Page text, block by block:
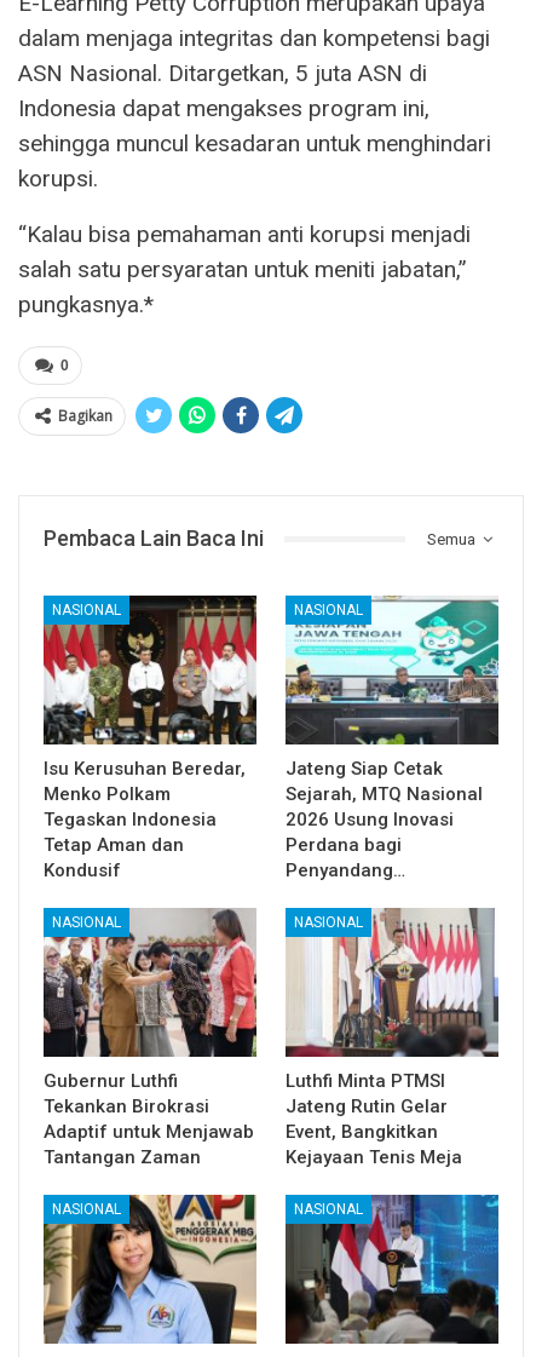
dalam menjaga integritas dan kompetensi bagi
ASN Nasional. Ditargetkan, 5 juta ASN di
Indonesia dapat mengakses program ini,
sehingga muncul kesadaran untuk menghindari
korupsi.
“Kalau bisa pemahaman anti korupsi menjadi
salah satu persyaratan untuk meniti jabatan,”
pungkasnya.*
0
Bagikan
Semua
Pembaca Lain Baca Ini
NASIONAL
Isu Kerusuhan Beredar,
Menko Polkam
Tegaskan Indonesia
Tetap Aman dan
Kondusif
NASIONAL
Jateng Siap Cetak
Sejarah, MTQ Nasional
2026 Usung Inovasi
Perdana bagi
Penyandang…
NASIONAL
Gubernur Luthfi
Tekankan Birokrasi
Adaptif untuk Menjawab
Tantangan Zaman
NASIONAL
Luthfi Minta PTMSI
Jateng Rutin Gelar
Event, Bangkitkan
Kejayaan Tenis Meja
NASIONAL NASIONAL